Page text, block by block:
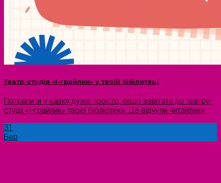
Театр-студія «І-грайлик» у твоїй бібілотеці
Потрапити у казку дуже просто, якщо завітати до театру-
студії «І-грайлик» твоєї бібліотеки. Це відчули читайлики
31
Бер